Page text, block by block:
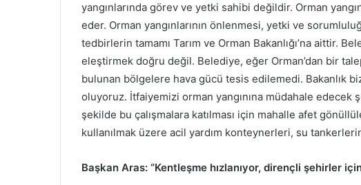
yangınlarında görev ve yetki sahibi değildir. Orman
eder. Orman yangınlarının önlenmesi, yetki ve
tedbirlerin tamamı Tarım ve Orman Bakanlığı’na aittir.
eleştirmek doğru değil. Belediye, eğer Orman’dan bir
bulunan bölgelere hava gücü tesis edilemedi. Bakanlık
oluyoruz. İtfaiyemizi orman yangınına müdahale edecek
şekilde bu çalışmalara katılması için mahalle afet
kullanılmak üzere acil yardım konteynerleri, su
Başkan Aras: “Kentleşme hızlanıyor, dirençli şehirler